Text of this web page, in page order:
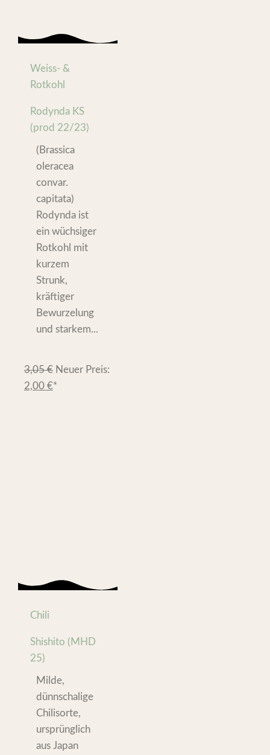
Weiss- &
Rotkohl
Rodynda KS
(prod 22/23)
(Brassica
oleracea
convar.
capitata)
Rodynda ist
ein wüchsiger
Rotkohl mit
kurzem
Strunk,
kräftiger
Bewurzelung
und starkem...
3,05€ Neuer Preis:
2,00 €*
Chili
Shishito (MHD
25)
Milde,
dünnschalige
Chilisorte,
ursprünglich
aus Japan